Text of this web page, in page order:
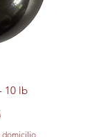
10 lb
domicilio